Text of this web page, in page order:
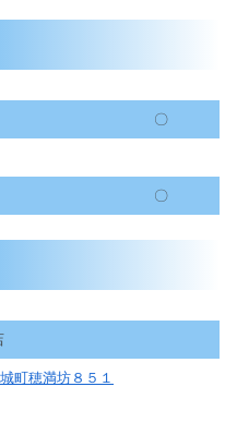
〇
〇
町穂満坊８５１